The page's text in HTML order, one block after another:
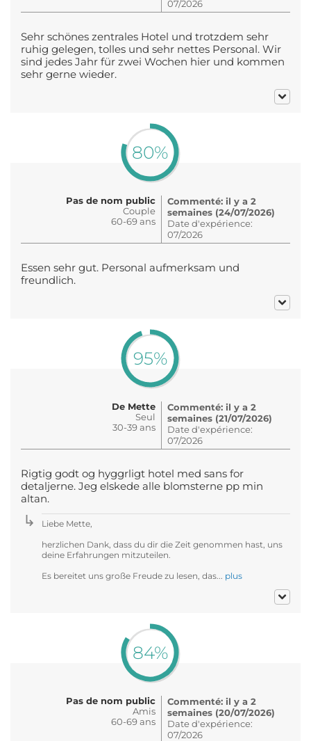
07/2026
Sehr schönes zentrales Hotel und trotzdem sehr
ruhig gelegen, tolles und sehr nettes Personal. Wir
sind jedes Jahr für zwei Wochen hier und kommen
sehr gerne wieder.
80%
Pas de nom public
Couple
60-69 ans
Commenté: il y a 2
semaines (24/07/2026)
Date d'expérience:
07/2026
Essen sehr gut. Personal aufmerksam und
freundlich.
95%
De Mette
Seul
30-39 ans
Commenté: il y a 2
semaines (21/07/2026)
Date d'expérience:
07/2026
Rigtig godt og hyggrligt hotel med sans for
detaljerne. Jeg elskede alle blomsterne pp min
altan.
Liebe Mette,
herzlichen Dank, dass du dir die Zeit genommen hast, uns
deine Erfahrungen mitzuteilen.
Es bereitet uns große Freude zu lesen, das... plus
84%
Pas de nom public
Amis
60-69 ans
Commenté: il y a 2
semaines (20/07/2026)
Date d'expérience:
07/2026